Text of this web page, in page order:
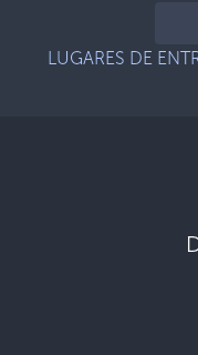
LUGARES DE